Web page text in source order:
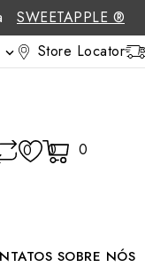
SWEETAPPLE ®
 Store Locator
0 0 0
SOBRE NÓS